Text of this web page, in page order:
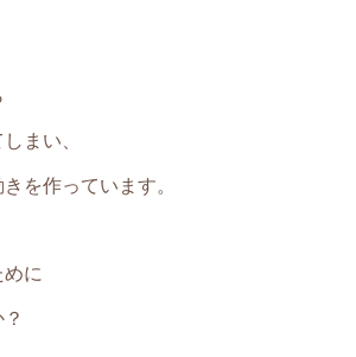
まい、
を作っています。
に